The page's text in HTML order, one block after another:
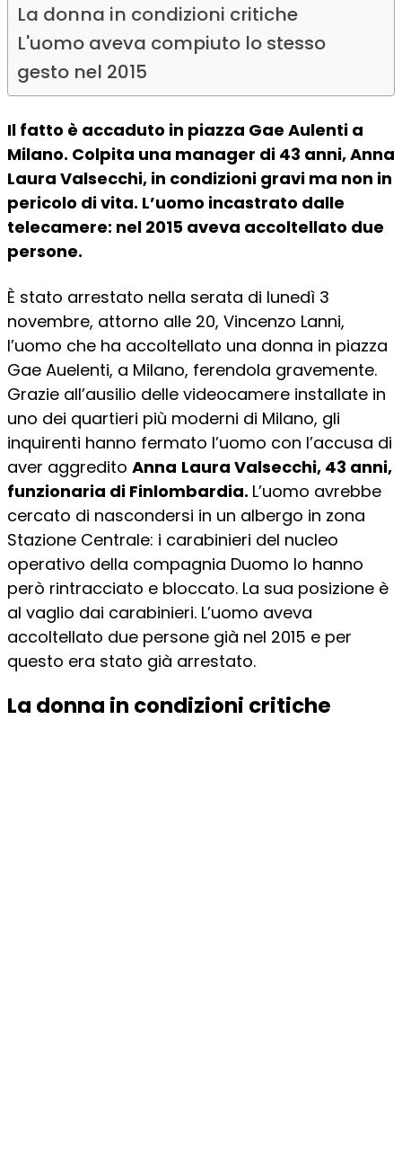
La donna in condizioni critiche
L'uomo aveva compiuto lo stesso
gesto nel 2015
Il fatto è accaduto in piazza Gae Aulenti a
Milano. Colpita una manager di 43 anni, Anna
Laura Valsecchi, in condizioni gravi ma non in
pericolo di vita. L’uomo incastrato dalle
telecamere: nel 2015 aveva accoltellato due
persone.
È stato arrestato nella serata di lunedì 3
novembre, attorno alle 20, Vincenzo Lanni,
l’uomo che ha accoltellato una donna in piazza
Gae Auelenti, a Milano, ferendola gravemente.
Grazie all’ausilio delle videocamere installate in
uno dei quartieri più moderni di Milano, gli
inquirenti hanno fermato l’uomo con l’accusa di
aver aggredito Anna Laura Valsecchi, 43 anni,
funzionaria di Finlombardia. L’uomo avrebbe
cercato di nascondersi in un albergo in zona
Stazione Centrale: i carabinieri del nucleo
operativo della compagnia Duomo lo hanno
però rintracciato e bloccato. La sua posizione è
al vaglio dai carabinieri. L’uomo aveva
accoltellato due persone già nel 2015 e per
questo era stato già arrestato.
La donna in condizioni critiche